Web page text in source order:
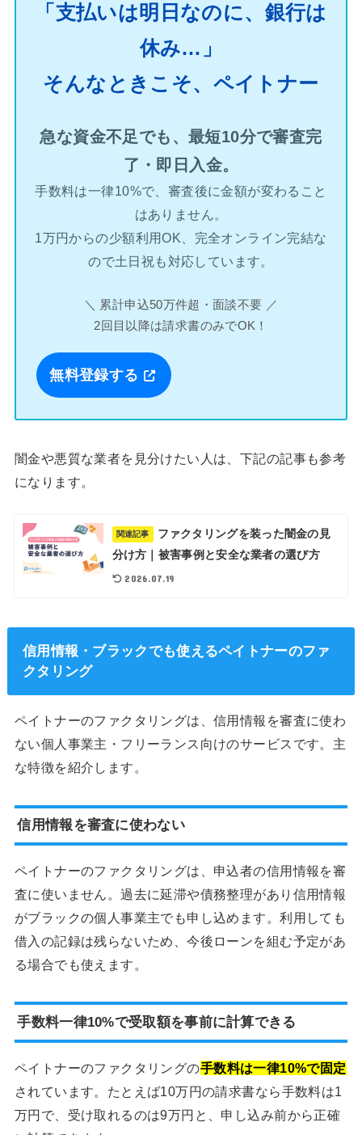
「支払いは明日なのに、銀行は
休み…」
そんなときこそ、ペイトナー
急な資金不足でも、最短10分で審査完
了・即日入金。
手数料は一律10%で、審査後に金額が変わること
はありません。
1万円からの少額利用OK、完全オンライン完結な
ので土日祝も対応しています。
＼ 累計申込50万件超・面談不要 ／
2回目以降は請求書のみでOK！
無料登録する
闇金や悪質な業者を見分けたい人は、下記の記事も参考
になります。
関連記事
ファクタリングを装った闇金の見
分け方｜被害事例と安全な業者の選び方
2026.07.19
信用情報・ブラックでも使えるペイトナーのファ
クタリング
ペイトナーのファクタリングは、信用情報を審査に使わ
ない個人事業主・フリーランス向けのサービスです。主
な特徴を紹介します。
信用情報を審査に使わない
ペイトナーのファクタリングは、申込者の信用情報を審
査に使いません。過去に延滞や債務整理があり信用情報
がブラックの個人事業主でも申し込めます。利用しても
借入の記録は残らないため、今後ローンを組む予定があ
る場合でも使えます。
手数料一律10%で受取額を事前に計算できる
ペイトナーのファクタリングの手数料は一律10%で固定
されています。たとえば10万円の請求書なら手数料は1
万円で、受け取れるのは9万円と、申し込み前から正確